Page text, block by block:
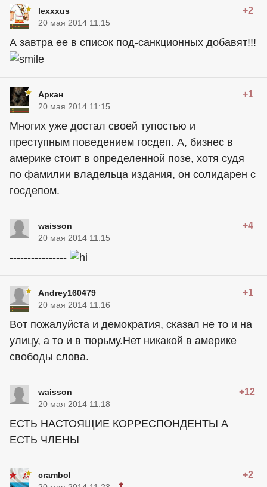
lexxxus +2
20 мая 2014 11:15
А завтра ее в список под-санкционных добавят!!!
Аркан +1
20 мая 2014 11:15
Многих уже достал своей тупостью и
преступным поведением госдеп. А, бизнес в
америке стоит в определенной позе, хотя судя
по фамилии владельца издания, он солидарен с
госдепом.
waisson +4
20 мая 2014 11:15
----------------
Andrey160479 +1
20 мая 2014 11:16
Вот пожалуйста и демократия, сказал не то и на
улицу, а то и в тюрьму.Нет никакой в америке
свободы слова.
waisson +12
20 мая 2014 11:18
ЕСТЬ НАСТОЯЩИЕ КОРРЕСПОНДЕНТЫ А
ЕСТЬ ЧЛЕНЫ
crambol +2